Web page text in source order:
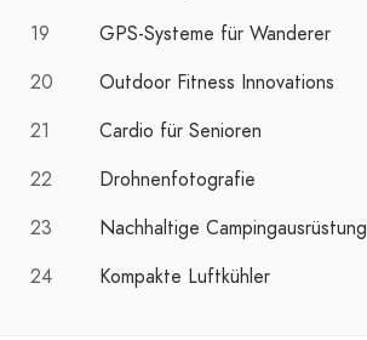
19
GPS-Systeme für Wanderer
20
Outdoor Fitness Innovations
21
Cardio für Senioren
22
Drohnenfotografie
23
Nachhaltige Campingausrüstung
24
Kompakte Luftkühler